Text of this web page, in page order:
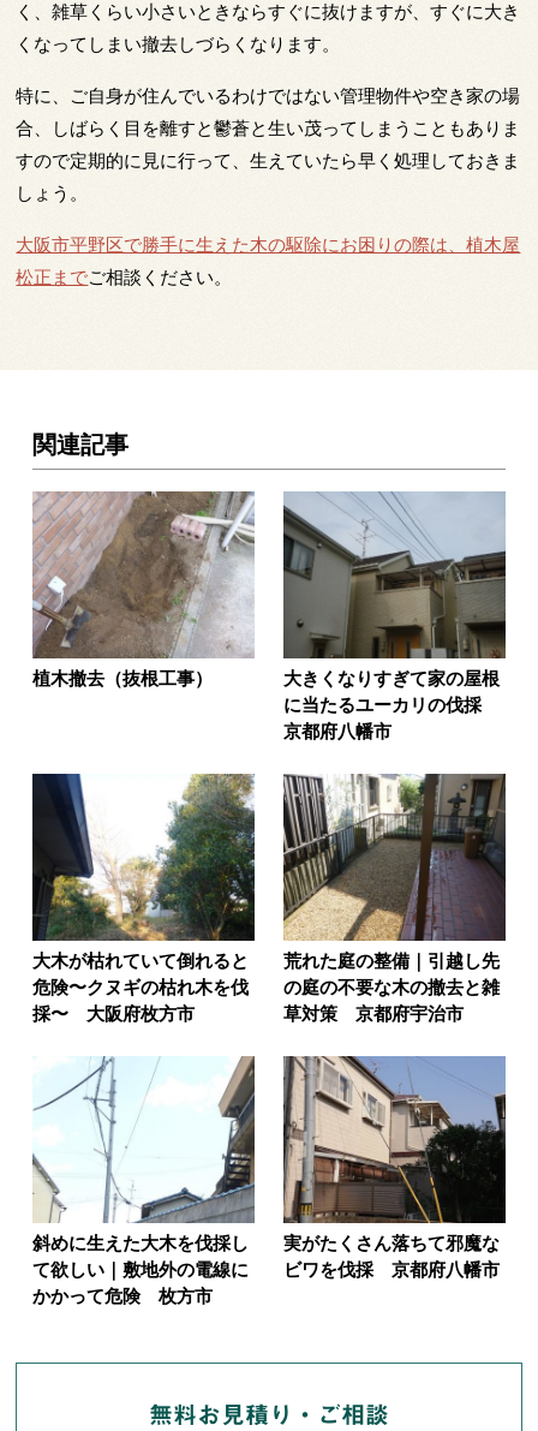
く、雑草くらい小さいときならすぐに抜けますが、すぐに大き
くなってしまい撤去しづらくなります。
特に、ご自身が住んでいるわけではない管理物件や空き家の場
合、しばらく目を離すと鬱蒼と生い茂ってしまうこともありま
すので定期的に見に行って、生えていたら早く処理しておきま
しょう。
大阪市平野区で勝手に生えた木の駆除にお困りの際は、植木屋
松正までご相談ください。
関連記事
植木撤去（抜根工事）
大きくなりすぎて家の屋根
に当たるユーカリの伐採
京都府八幡市
大木が枯れていて倒れると
危険〜クヌギの枯れ木を伐
採〜 大阪府枚方市
荒れた庭の整備｜引越し先
の庭の不要な木の撤去と雑
草対策 京都府宇治市
斜めに生えた大木を伐採し
て欲しい｜敷地外の電線に
かかって危険 枚方市
実がたくさん落ちて邪魔な
ビワを伐採 京都府八幡市
無料お見積り・ご相談